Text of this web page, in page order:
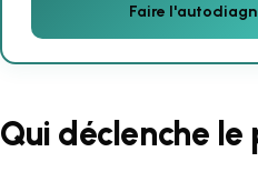
Faire
Qui déclenche le